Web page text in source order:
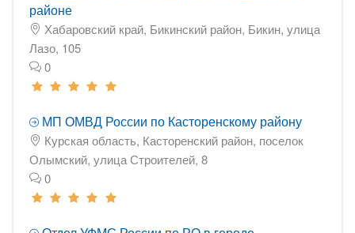
районе
Хабаровский край, Бикинский район, Бикин, улица
Лазо, 105
0
МП ОМВД России по Касторенскому району
Курская область, Касторенский район, поселок
Олымский, улица Строителей, 8
0